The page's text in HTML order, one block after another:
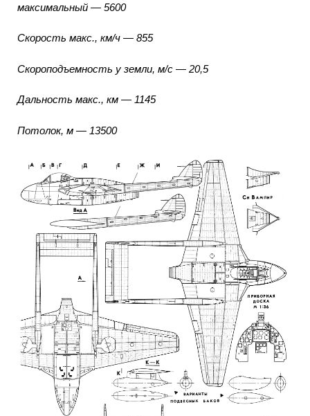
максимальный — 5600
Скорость макс., км/ч — 855
Скороподъемность у земли, м/с — 20,5
Дальность макс., км — 1145
Потолок, м — 13500